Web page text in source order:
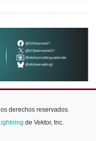
derechos reservados.
de Vektor, Inc.